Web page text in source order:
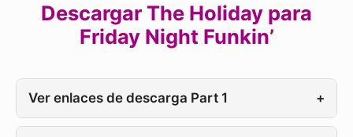
Descargar The Holiday para
Friday Night Funkin’
Ver enlaces de descarga Part 1 +